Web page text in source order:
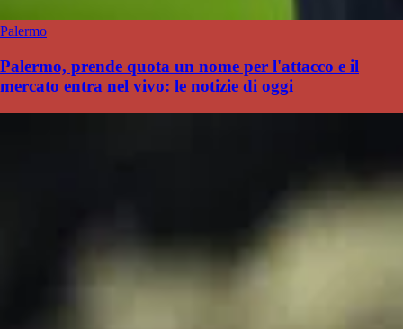
Palermo
Palermo, prende quota un nome per l'attacco e il
mercato entra nel vivo: le notizie di oggi